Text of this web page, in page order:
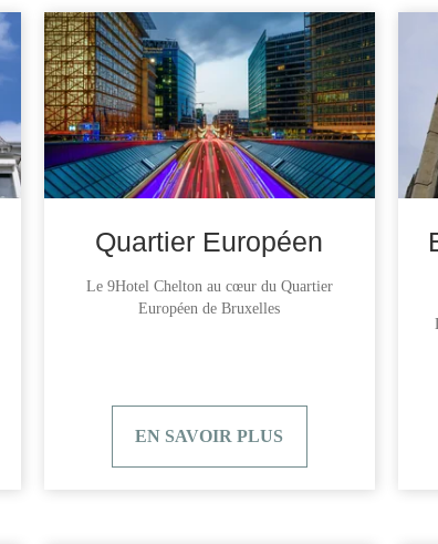
Quartier Européen
Le 9Hotel Chelton au cœur du Quartier
Européen de Bruxelles
EN SAVOIR PLUS